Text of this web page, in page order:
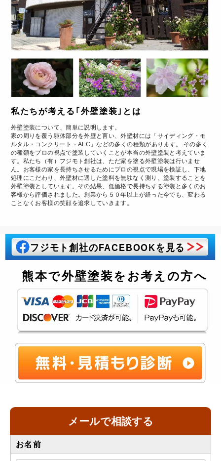
私たちが考える｢外壁塗装｣とは
外壁塗装について、簡単に説明します。
家の周りを覆う駆体部分を外壁と言い、外壁材には「サイディング・モ
ルタル・コンクリート・ALC」などの多くの種類があります。 その多く
の種類をプロの視点で塗装していくことが本当の外壁塗装と考えていま
す。私たち（有）フジモト創社は、ただ家を塗る外壁塗装は行いませ
ん。お客様の家を長持ちさせるためにプロの視点で現場を検証し、下地
処理にこだわり、外壁材に適した塗料を無駄なく測り、塗装することを
外壁塗装としています。その結果、低価格で長持ちする塗装と多くのお
客様から評価されました。創業から５０年以上が経った今でも、変わる
ことなくお客様の笑顔を追求していきます。
フジモト創社のFACEBOOKを見る
熊本で外壁塗装をお考えの方へ
メールで相談する
お名前